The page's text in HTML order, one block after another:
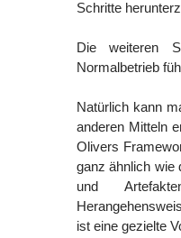
Schritte
Die weiteren
Normalbetrieb
Natürlich kann
anderen Mitteln
Olivers
ganz ähnlich wie
und
ist eine gezielte